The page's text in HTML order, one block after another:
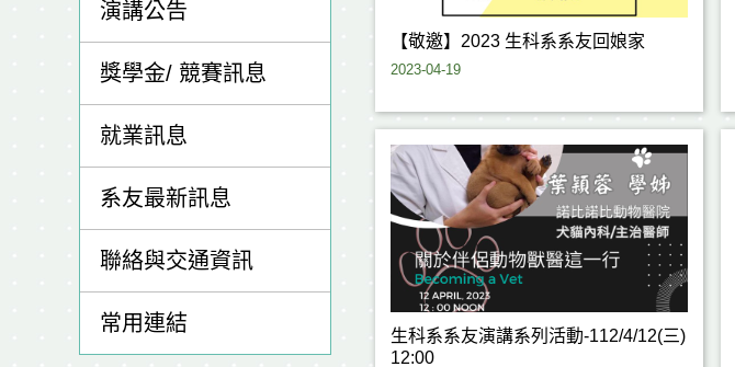
演講公告
獎學金/ 競賽訊息
就業訊息
系友最新訊息
聯絡與交通資訊
常用連結
【敬邀】2023 生科系系友回娘家
2023-04-19
生科系系友演講系列活動-112/4/12(三)
12:00